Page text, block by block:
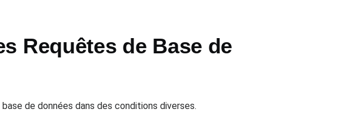
Requêtes de Base de
de données dans des conditions diverses.